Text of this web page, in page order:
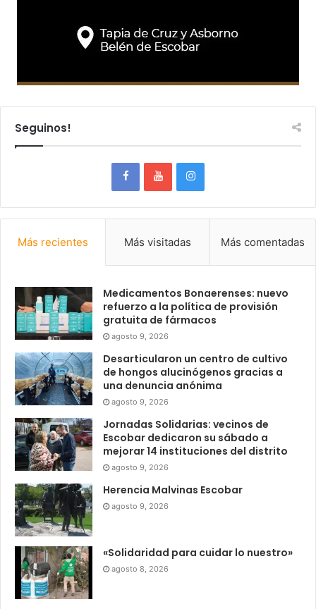
Seguinos!
Más recientes Más visitadas Más comentadas
Medicamentos Bonaerenses: nuevo
refuerzo a la política de provisión
gratuita de fármacos
agosto 9, 2026
Desarticularon un centro de cultivo
de hongos alucinógenos gracias a
una denuncia anónima
agosto 9, 2026
Jornadas Solidarias: vecinos de
Escobar dedicaron su sábado a
mejorar 14 instituciones del distrito
agosto 9, 2026
Herencia Malvinas Escobar
agosto 9, 2026
«Solidaridad para cuidar lo nuestro»
agosto 8, 2026